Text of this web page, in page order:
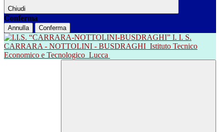
Chiudi
Conferma
Annulla Conferma
I. I. S.
CARRARA - NOTTOLINI - BUSDRAGHI Istituto Tecnico
Economico e Tecnologico Lucca